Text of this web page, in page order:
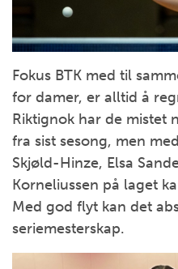
Fokus BTK med til
for damer, er alltid å
Riktignok har de mistet
fra sist sesong, men
Skjøld-Hinze, Elsa
Korneliussen på laget
Med god flyt kan det
seriemesterskap.